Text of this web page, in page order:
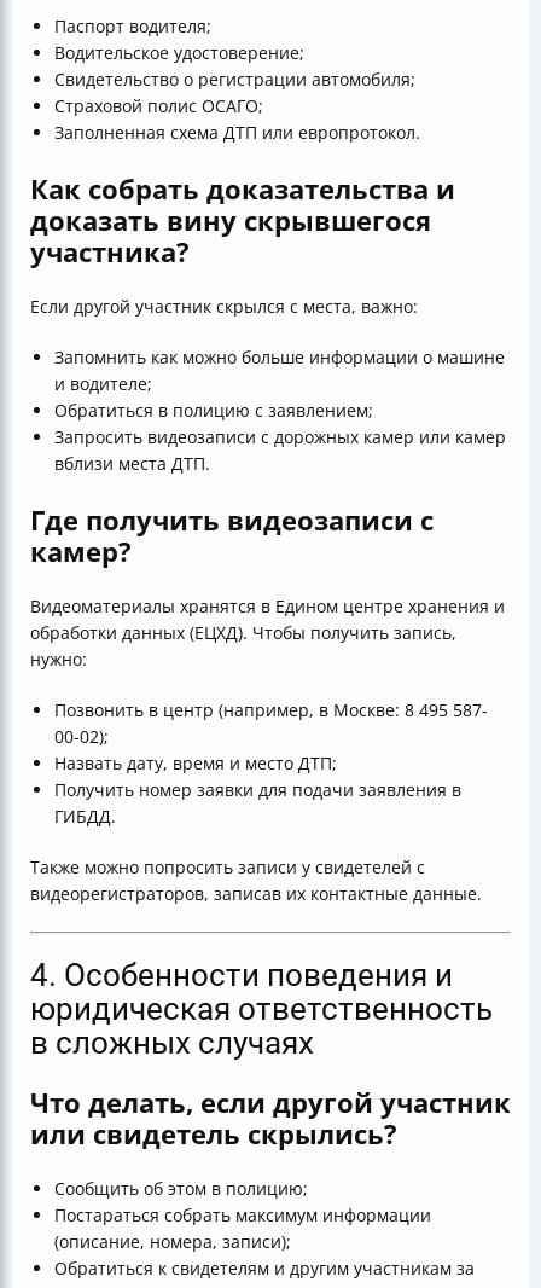
Паспорт водителя;
Водительское удостоверение;
Свидетельство о регистрации автомобиля;
Страховой полис ОСАГО;
Заполненная схема ДТП или европротокол.
Как собрать доказательства и
доказать вину скрывшегося
участника?
Если другой участник скрылся с места, важно:
Запомнить как можно больше информации о машине
и водителе;
Обратиться в полицию с заявлением;
Запросить видеозаписи с дорожных камер или камер
вблизи места ДТП.
Где получить видеозаписи с
камер?
Видеоматериалы хранятся в Едином центре хранения и
обработки данных (ЕЦХД). Чтобы получить запись,
нужно:
Позвонить в центр (например, в Москве: 8 495 587-
00-02);
Назвать дату, время и место ДТП;
Получить номер заявки для подачи заявления в
ГИБДД.
Также можно попросить записи у свидетелей с
видеорегистраторов, записав их контактные данные.
4. Особенности поведения и
юридическая ответственность
в сложных случаях
Что делать, если другой участник
или свидетель скрылись?
Сообщить об этом в полицию;
Постараться собрать максимум информации
(описание, номера, записи);
Обратиться к свидетелям и другим участникам за